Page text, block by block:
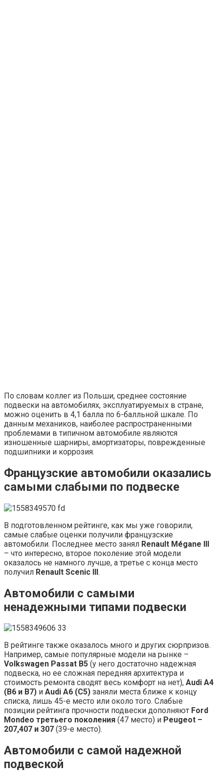
По словам коллег из Польши, среднее состояние
подвески на автомобилях, эксплуатируемых в стране,
можно оценить в 4,1 балла по 6-балльной шкале. По
данным механиков, наиболее распространенными
проблемами в типичном автомобиле являются
изношенные шарниры, амортизаторы, поврежденные
подшипники и коррозия.
Французские автомобили оказались
самыми слабыми по подвеске
В подготовленном рейтинге, как мы уже говорили,
самые слабые оценки получили французские
автомобили. Последнее место занял Renault Mégane III
– что интересно, второе поколение этой модели
оказалось не намного лучше, а третье с конца место
получил Renault Scenic III.
Автомобили с самыми
ненадежными типами подвески
В рейтинге также оказалось много и других сюрпризов.
Например, самые популярные модели на рынке –
Volkswagen Passat B5 (у него достаточно надежная
подвеска, но ее сложная передняя архитектура и
стоимость ремонта сводят весь комфорт на нет), Audi A4
(B6 и B7) и Audi A6 (C5) заняли места ближе к концу
списка, лишь 45-е место или около того. Слабые
позиции рейтинга прочности подвески дополняют Ford
Mondeo третьего поколения (47 место) и Peugeot –
207,407 и 307 (39-е место).
Автомобили с самой надежной
подвеской